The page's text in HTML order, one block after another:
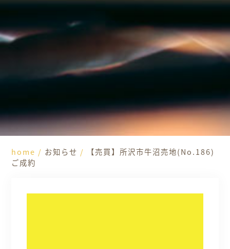
home / お知らせ /
【売買】所沢市牛沼売地(No.186)
ご成約